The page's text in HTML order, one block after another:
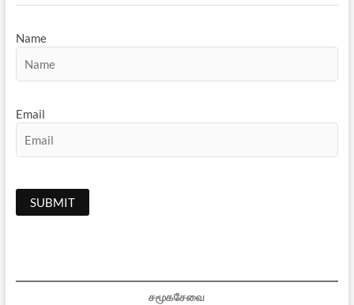
Name
Email
சமூகசேவை